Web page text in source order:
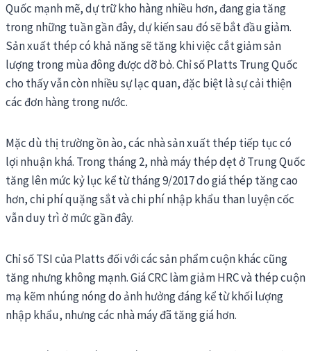
Quốc mạnh mẽ, dự trữ kho hàng nhiều hơn, đang gia tăng
trong những tuần gần đây, dự kiến sau đó sẽ bắt đầu giảm.
Sản xuất thép có khả năng sẽ tăng khi việc cắt giảm sản
lượng trong mùa đông được dỡ bỏ. Chỉ số Platts Trung Quốc
cho thấy vẫn còn nhiều sự lạc quan, đặc biệt là sự cải thiện
các đơn hàng trong nước.
Mặc dù thị trường ồn ào, các nhà sản xuất thép tiếp tục có
lợi nhuận khá. Trong tháng 2, nhà máy thép dẹt ở Trung Quốc
tăng lên mức kỷ lục kể từ tháng 9/2017 do giá thép tăng cao
hơn, chi phí quặng sắt và chi phí nhập khẩu than luyện cốc
vẫn duy trì ở mức gần đây.
Chỉ số TSI của Platts đối với các sản phẩm cuộn khác cũng
tăng nhưng không mạnh. Giá CRC làm giảm HRC và thép cuộn
mạ kẽm nhúng nóng do ảnh hưởng đáng kể từ khối lượng
nhập khẩu, nhưng các nhà máy đã tăng giá hơn.